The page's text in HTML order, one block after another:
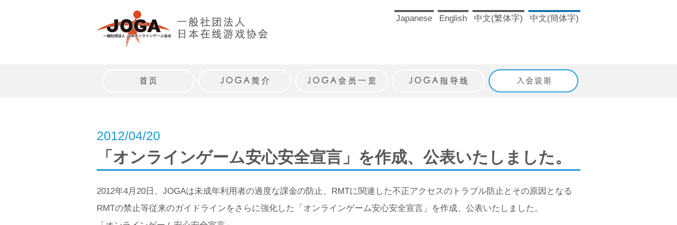
Japanese English 中文(繁体字) 中文(簡体字)
トップページ JOGAとは JOGA会員一覧 JOGAガイドライン 入会のご案内
2012/04/20
「オンラインゲーム安心安全宣言」を作成、公表いたしました。
2012年4月20日、JOGAは未成年利用者の過度な課金の防止、RMTに関連した不正アクセスのトラブル防止とその原因となる
RMTの禁止等従来のガイドラインをさらに強化した「オンラインゲーム安心安全宣言」を作成、公表いたしました。